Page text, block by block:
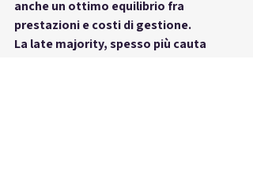
anche un ottimo equilibrio fra
prestazioni e costi di gestione.
La late majority, spesso più cauta